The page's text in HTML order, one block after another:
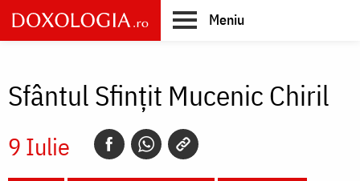
Skip
to
main
Meniu
Sfântul Sfințit Mucenic Chiril
9 Iulie